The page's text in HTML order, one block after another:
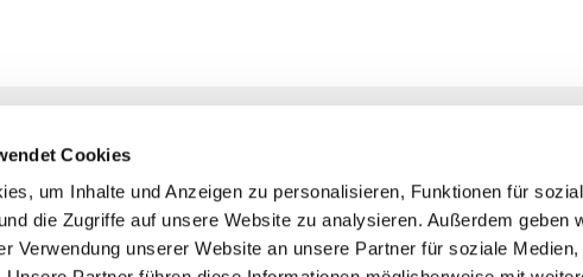
Cookies
um Inhalte und Anzeigen zu personalisieren, Funktionen für
die Zugriffe auf unsere Website zu analysieren. Außerdem geben
Verwendung unserer Website an unsere Partner für soziale Medien,
Veranstaltungen
Pfarrbüro
Prävention